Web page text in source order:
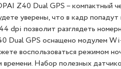
Z40 Dual GPS – компактный
уверены, что в кадр
dpi позволит разглядеть
Dual GPS оснащено модулем
воспользоваться режимом
Набор полезных